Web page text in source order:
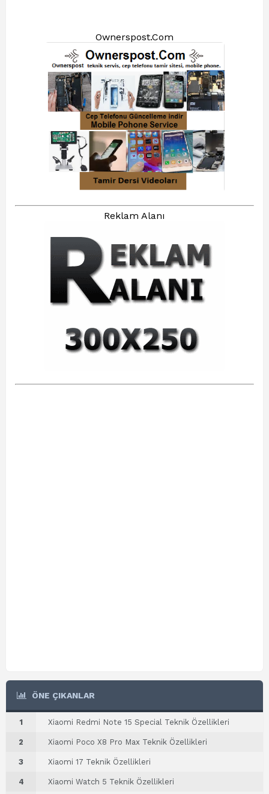
Ownerspost.Com
Reklam Alanı
ÖNE ÇIKANLAR
1 Xiaomi Redmi Note 15 Special Teknik Özellikleri
2 Xiaomi Poco X8 Pro Max Teknik Özellikleri
3 Xiaomi 17 Teknik Özellikleri
4 Xiaomi Watch 5 Teknik Özellikleri